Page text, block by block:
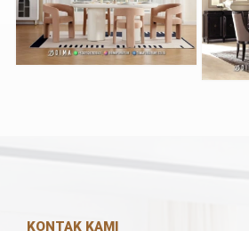
KONTAK KAMI